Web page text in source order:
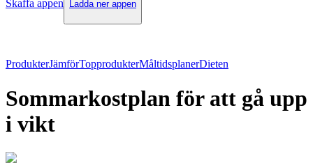
Skaffa appen Ladda ner appen
ProdukterJämförTopprodukterMåltidsplanerDieten
Sommarkostplan för att gå upp
i vikt